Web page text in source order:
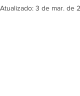
Atualizado: 3 de mar. de